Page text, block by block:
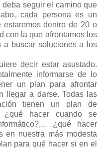
seguir el camino que
cada persona es un
estaremos dentro de 20 o
con la que afrontamos los
a buscar soluciones a los
decir estar asustado.
informarse de lo
un plan para afrontar
llegar a darse. Todas las
tienen un plan de
¿qué hacer cuando se
¿qué hacer
en nuestra más modesta
para qué hacer si en el